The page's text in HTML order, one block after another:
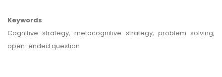
Keywords
Cognitive strategy, metacognitive strategy, problem solving,
open-ended question